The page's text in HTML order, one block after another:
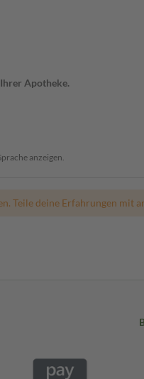
Apotheke.
anzeigen.
Teile deine Erfahrungen mit